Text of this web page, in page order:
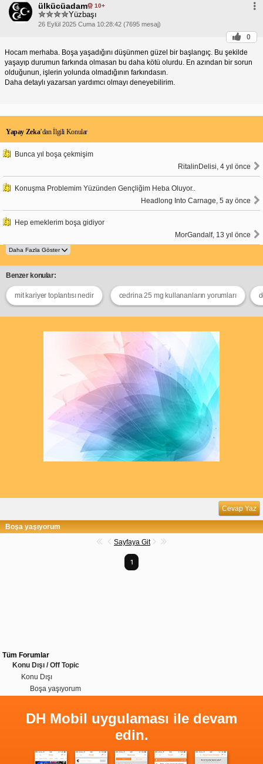
ülkücüadam 10+
Yüzbaşı
26 Eylül 2025 Cuma 10:28:42 (7695 mesaj)
0
Hocam merhaba. Boşa yaşadığını düşünmen güzel bir başlangıç. Bu şekilde
yaşayıp durumun farkında olmasan bu daha kötü olurdu. En azından bir sorun
olduğunun, işlerin yolunda olmadığının farkındasın.
Daha detaylı yazarsan yardımcı olmayı deneyebilirim.
Yapay Zeka’dan İlgili Konular
Bunca yıl boşa çekmişim
RitalinDelisi, 4 yıl önce
Konuşma Problemim Yüzünden Gençliğim Heba Oluyor..
Headlong Into Carnage, 5 ay önce
Hep emeklerim boşa gidiyor
MorGandalf, 13 yıl önce
Benzer konular:
mit kariyer toplantısı nedir cedrina 25 mg kullananların yorumları
Cevap Yaz
Boşa yaşıyorum
Sayfaya Git
1
Tüm Forumlar
Konu Dışı / Off Topic
Konu Dışı
Boşa yaşıyorum
DH Mobil uygulaması ile devam
edin.